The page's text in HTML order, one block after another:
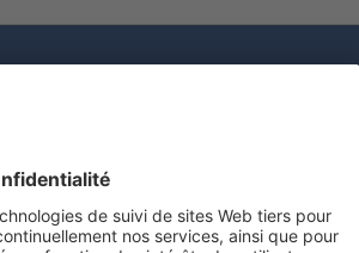
Dräger